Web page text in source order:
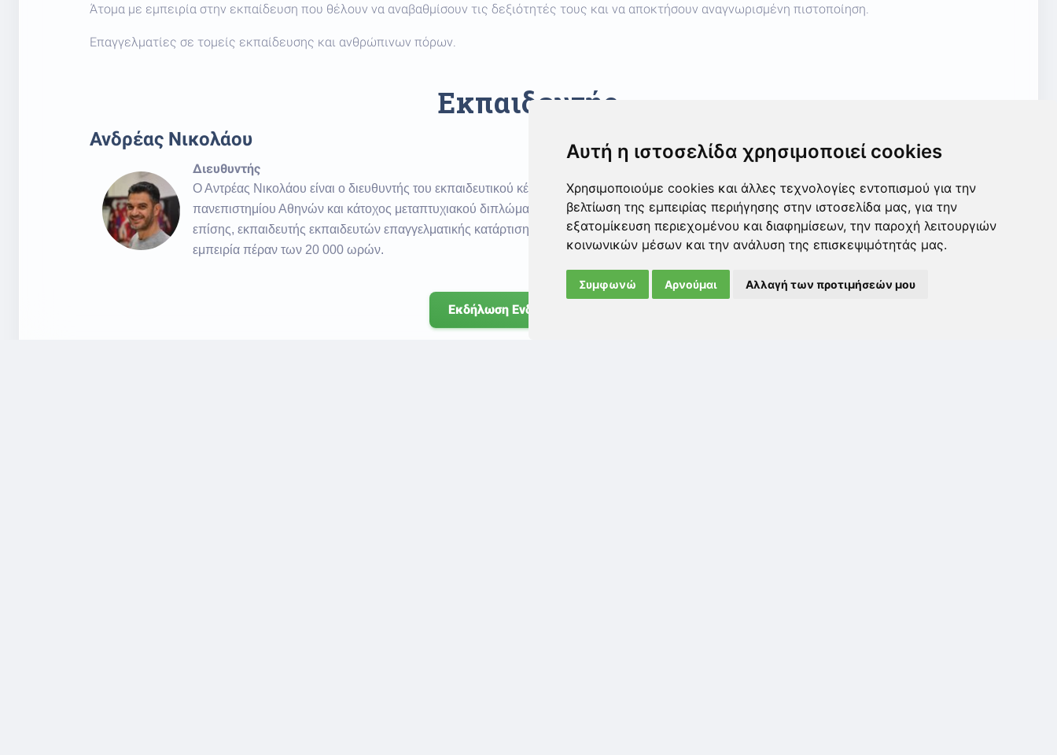
Αυτή η ιστοσελίδα χρησιμοποιεί cookies
Χρησιμοποιούμε cookies και άλλες τεχνολογίες εντοπισμού για την
βελτίωση της εμπειρίας περιήγησης στην ιστοσελίδα μας, για την
εξατομίκευση περιεχομένου και διαφημίσεων, την παροχή λειτουργιών
κοινωνικών μέσων και την ανάλυση της επισκεψιμότητάς μας.
Συμφωνώ Αρνούμαι Αλλαγή των προτιμήσεών μου
Άτομα με εμπειρία στην εκπαίδευση που θέλουν να αναβαθμίσουν τις δεξιότητές τους και να αποκτήσουν αναγνωρισμένη πιστοποίηση.
Επαγγελματίες σε τομείς εκπαίδευσης και ανθρώπινων πόρων.
Εκπαιδευτής
Ανδρέας Νικολάου
Διευθυντής
Ο Αντρέας Νικολάου είναι ο διευθυντής του εκπαιδευτικού κέντρου Πεδίο Γνώσης. Είναι απόφοιτος του τμήματος Φυσικής του
πανεπιστημίου Αθηνών και κάτοχος μεταπτυχιακού διπλώματος εκπαιδευτικής ηγεσίας του Ευρωπαϊκού πανεπιστημίου Κύπρου. Είναι,
επίσης, εκπαιδευτής εκπαιδευτών επαγγελματικής κατάρτισης της Αρχής Ανάπτυξης Ανθρώπινου Δυναμικού. Διαθέτει εκπαιδευτική
εμπειρία πέραν των 20 000 ωρών.
Εκδήλωση Ενδιαφέροντος